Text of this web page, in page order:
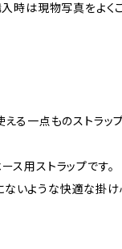
時は現物写真をよく
る一点ものストラップ
用ストラップです。
ないような快適な掛